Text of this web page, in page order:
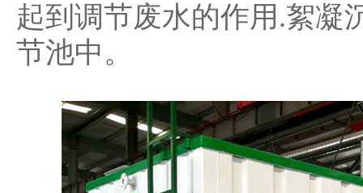
起到调节废水的作用.絮凝
节池中。